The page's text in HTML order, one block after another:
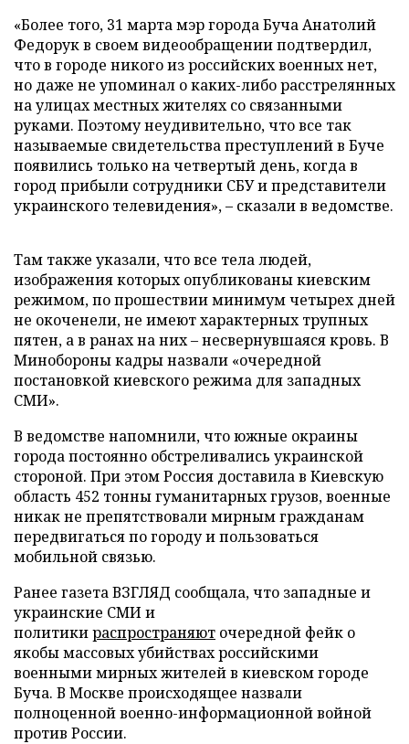
«Более того, 31 марта мэр города Буча Анатолий
Федорук в своем видеообращении подтвердил,
что в городе никого из российских военных нет,
но даже не упоминал о каких-либо расстрелянных
на улицах местных жителях со связанными
руками. Поэтому неудивительно, что все так
называемые свидетельства преступлений в Буче
появились только на четвертый день, когда в
город прибыли сотрудники СБУ и представители
украинского телевидения», – сказали в ведомстве.
Там также указали, что все тела людей,
изображения которых опубликованы киевским
режимом, по прошествии минимум четырех дней
не окоченели, не имеют характерных трупных
пятен, а в ранах на них – несвернувшаяся кровь. В
Минобороны кадры назвали «очередной
постановкой киевского режима для западных
СМИ».
В ведомстве напомнили, что южные окраины
города постоянно обстреливались украинской
стороной. При этом Россия доставила в Киевскую
область 452 тонны гуманитарных грузов, военные
никак не препятствовали мирным гражданам
передвигаться по городу и пользоваться
мобильной связью.
Ранее газета ВЗГЛЯД сообщала, что западные и
украинские СМИ и
политикираспространяют очередной фейк о
якобы массовых убийствах российскими
военными мирных жителей в киевском городе
Буча. В Москве происходящее назвали
полноценной военно-информационной войной
против России.